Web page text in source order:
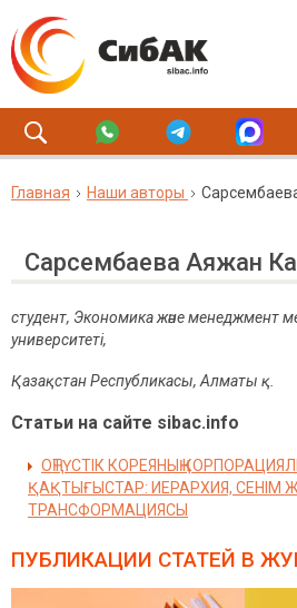
Главная Наши авторы
Сарсембаева Аяжан
студент, Экономика және менеджмент
университеті,
Қазақстан Республикасы, Алматы қ.
Статьи на сайте sibac.info
ОҢТҮСТІК КОРЕЯНЫҢ
ҚАҚТЫҒЫСТАР: ИЕРАРХИЯ, СЕНІМ
ТРАНСФОРМАЦИЯСЫ
ПУБЛИКАЦИИ СТАТЕЙ В